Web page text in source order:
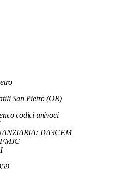
San Pietro (OR)
codici univoci
DA3GEM